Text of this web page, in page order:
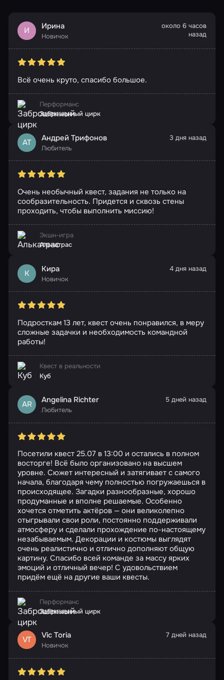
И Ирина
Новичок
около 6 часов
назад
Всë очень круто, спасибо большое.
Перформанс
Заброшенный цирк
АТ Андрей Трифонов
Любитель
3 дня назад
Очень необычный квест, задания не только на
сообразительность. Придется и сквозь стены
проходить, чтобы выполнить миссию!
Экшн-игра
Алькатрас
К Кира
Новичок
4 дня назад
Подросткам 13 лет, квест очень понравился, в меру
сложные задачки и необходимость командной
работы!
Квест в реальности
Куб
AR Angelina Richter
Любитель
5 дней назад
Посетили квест 25.07 в 13:00 и остались в полном
восторге! Всё было организовано на высшем
уровне. Сюжет интересный и затягивает с самого
начала, благодаря чему полностью погружаешься в
происходящее. Загадки разнообразные, хорошо
продуманные и вполне решаемые. Особенно
хочется отметить актёров — они великолепно
отыгрывали свои роли, постоянно поддерживали
атмосферу и сделали прохождение по-настоящему
незабываемым. Декорации и костюмы выглядят
очень реалистично и отлично дополняют общую
картину. Спасибо всей команде за массу ярких
эмоций и отличный вечер! С удовольствием
придём ещё на другие ваши квесты.
Перформанс
Заброшенный цирк
VT Vic Toria
Новичок
7 дней назад